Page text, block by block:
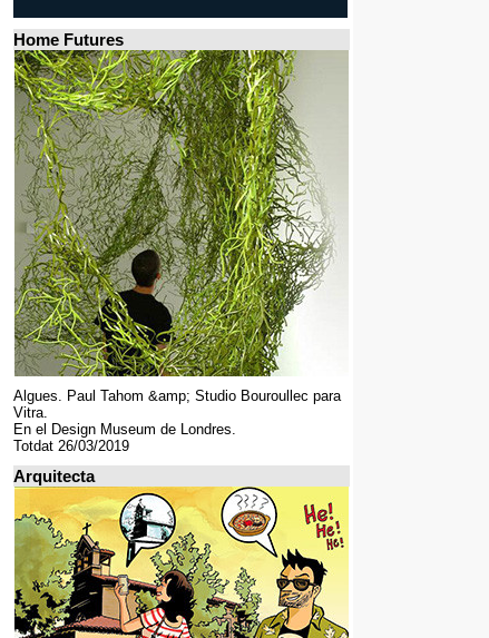
Home Futures
Algues. Paul Tahom &amp; Studio Bouroullec para
Vitra.
En el Design Museum de Londres.
Totdat 26/03/2019
Arquitecta